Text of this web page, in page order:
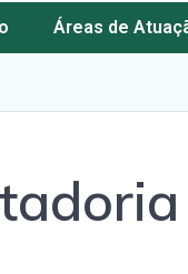
Áreas de